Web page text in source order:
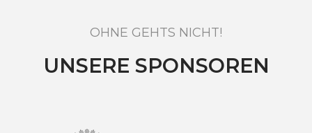
OHNE GEHTS NICHT!
UNSERE SPONSOREN